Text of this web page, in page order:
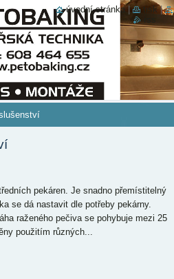
pekáren. Je snadno přemístitelný
se dá nastavit dle potřeby pekárny.
raženého pečiva se pohybuje mezi 25
použitím různých...
úvodní stránka | tisk |